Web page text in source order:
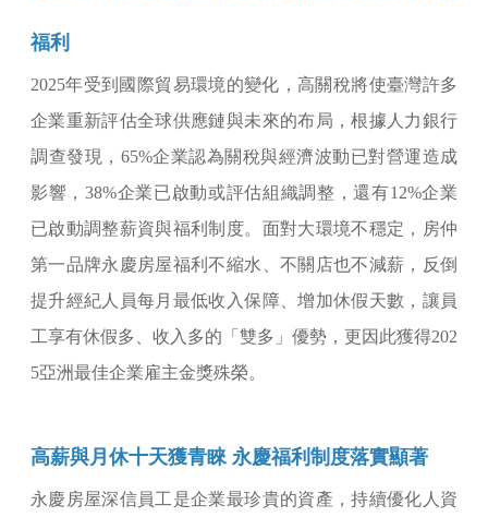
福利
2025年受到國際貿易環境的變化，高關稅將使臺灣許多
企業重新評估全球供應鏈與未來的布局，根據人力銀行
調查發現，65%企業認為關稅與經濟波動已對營運造成
影響，38%企業已啟動或評估組織調整，還有12%企業
已啟動調整薪資與福利制度。面對大環境不穩定，房仲
第一品牌永慶房屋福利不縮水、不關店也不減薪，反倒
提升經紀人員每月最低收入保障、增加休假天數，讓員
工享有休假多、收入多的「雙多」優勢，更因此獲得202
5亞洲最佳企業雇主金獎殊榮。
高薪與月休十天獲青睞 永慶福利制度落實顯著
永慶房屋深信員工是企業最珍貴的資產，持續優化人資